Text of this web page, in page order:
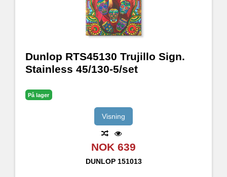
Dunlop RTS45130 Trujillo Sign.
Stainless 45/130-5/set
På lager
Visning
NOK 639
DUNLOP 151013